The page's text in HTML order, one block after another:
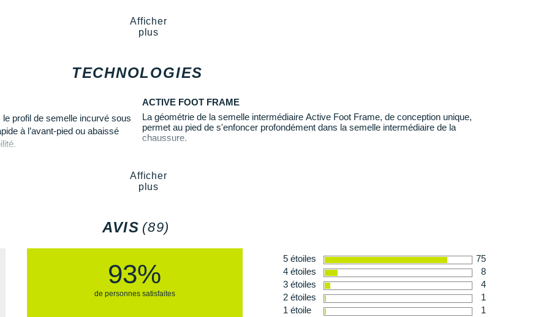
vos efforts.
sorties.
les sentiers.
orteils pour vous
parfaiteadhérencesur les sols sec ou mouillés. Ses crampons multi-directionnels
de 5 mm assurent une
accroche
Les autres produits
Afficher
plus
TECHNOLOGIES
profil de semelle incurvé sous
à l’avant-pied ou abaissé
ACTIVE FOOT FRAME
La géométrie de la semelle intermédiaire Active Foot Frame, de conception unique,
permet au pied de s'enfoncer profondément dans la semelle intermédiaire de la
chaussure.
Afficher
plus
AVIS (89)
93%
de personnes satisfaites
5 étoiles
75
4 étoiles
8
3 étoiles
4
2 étoiles
1
1 étoile
1